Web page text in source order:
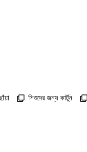
শিশুদের জন্য কার্টুন